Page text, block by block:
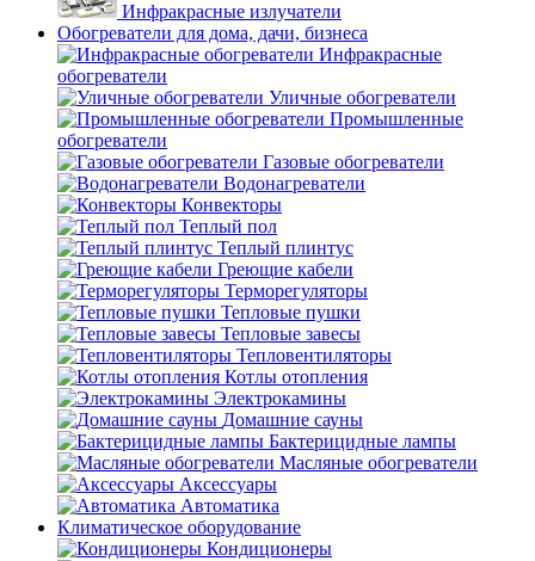
Инфракрасные излучатели
Обогреватели для дома, дачи, бизнеса
Инфракрасные
обогреватели
Уличные обогреватели
Промышленные
обогреватели
Газовые обогреватели
Водонагреватели
Конвекторы
Теплый пол
Теплый плинтус
Греющие кабели
Терморегуляторы
Тепловые пушки
Тепловые завесы
Тепловентиляторы
Котлы отопления
Электрокамины
Домашние сауны
Бактерицидные лампы
Масляные обогреватели
Аксессуары
Автоматика
Климатическое оборудование
Кондиционеры